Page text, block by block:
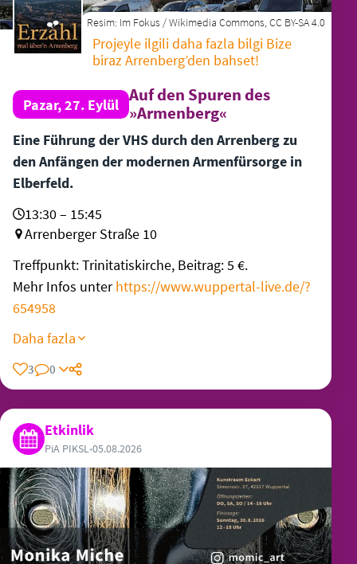
Resim: Im Fokus / Wikimedia Commons, CC BY-SA 4.0
Projeyle ilgili daha fazla bilgi Bize
biraz Arrenberg’den bahset!
Pazar, 27. Eylül Auf den Spuren des
»Armenberg«
Eine Führung der VHS durch den Arrenberg zu
den Anfängen der modernen Armenfürsorge in
Elberfeld.
13:30 – 15:45
Arrenberger Straße 10
Treffpunkt: Trinitatiskirche, Beitrag: 5 €.
Mehr Infos unterhttps://www.wuppertal-live.de/?
654958
Daha fazla
3 0
Etkinlik
PiA PIKSL•05.08.2026